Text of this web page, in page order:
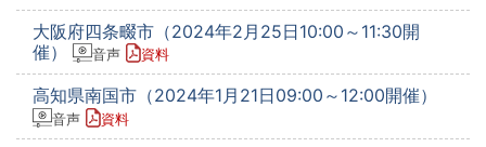
大阪府四条畷市（2024年2月25日10:00～11:30開
催）
音声 資料
高知県南国市（2024年1月21日09:00～12:00開催）
音声 資料